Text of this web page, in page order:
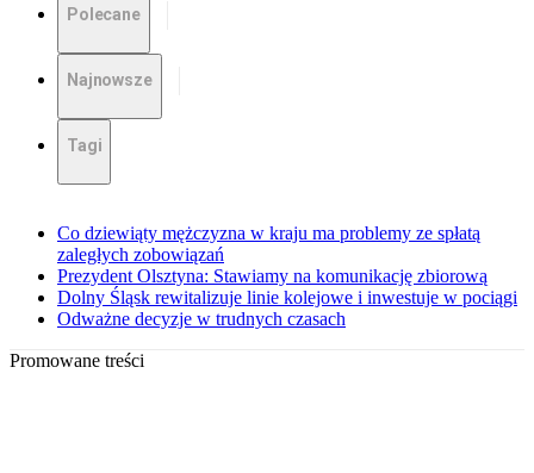
Polecane
Najnowsze
Tagi
Co dziewiąty mężczyzna w kraju ma problemy ze spłatą
zaległych zobowiązań
Prezydent Olsztyna: Stawiamy na komunikację zbiorową
Dolny Śląsk rewitalizuje linie kolejowe i inwestuje w pociągi
Odważne decyzje w trudnych czasach
Promowane treści